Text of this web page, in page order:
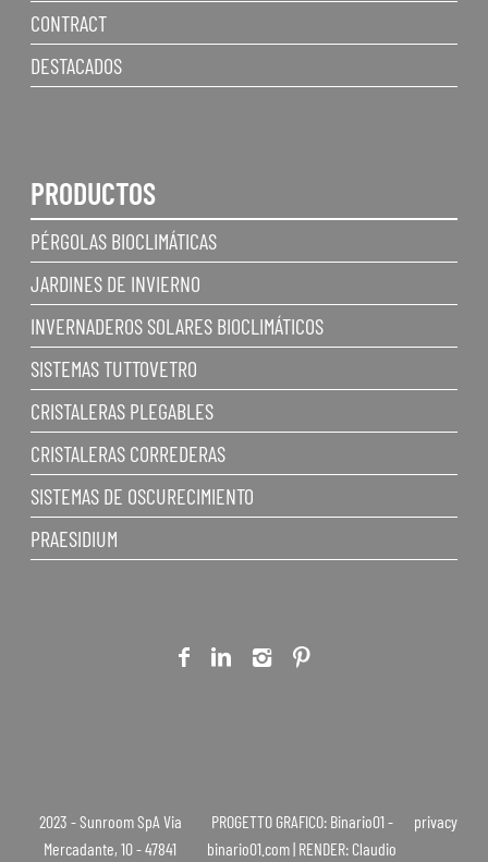
CONTRACT
DESTACADOS
PRODUCTOS
PÉRGOLAS BIOCLIMÁTICAS
JARDINES DE INVIERNO
INVERNADEROS SOLARES BIOCLIMÁTICOS
SISTEMAS TUTTOVETRO
CRISTALERAS PLEGABLES
CRISTALERAS CORREDERAS
SISTEMAS DE OSCURECIMIENTO
PRAESIDIUM
2023 - Sunroom SpA Via
Mercadante, 10 - 47841
PROGETTO GRAFICO: Binario01 -
binario01.com | RENDER: Claudio
privacy